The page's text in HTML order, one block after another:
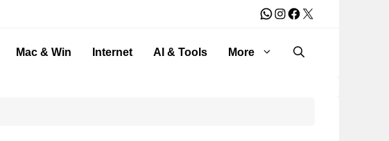
WhatsApp
Instagram
Facebook
X
Mac & Win Internet AI & Tools More